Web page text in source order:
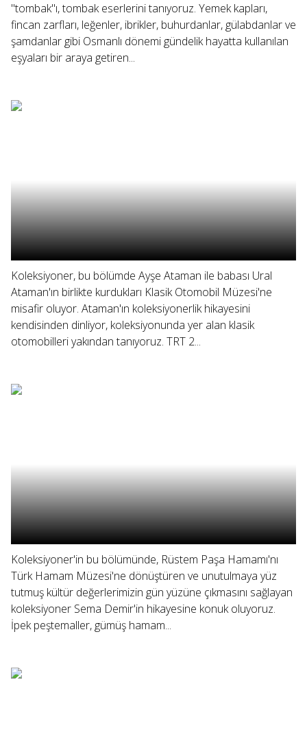
"tombak"ı, tombak eserlerini tanıyoruz. Yemek kapları,
fincan zarfları, leğenler, ibrikler, buhurdanlar, gülabdanlar ve
şamdanlar gibi Osmanlı dönemi gündelik hayatta kullanılan
eşyaları bir araya getiren...
Koleksiyoner, bu bölümde Ayşe Ataman ile babası Ural
Ataman'ın birlikte kurdukları Klasik Otomobil Müzesi'ne
misafir oluyor. Ataman'ın koleksiyonerlik hikayesini
kendisinden dinliyor, koleksiyonunda yer alan klasik
otomobilleri yakından tanıyoruz. TRT 2...
Koleksiyoner'in bu bölümünde, Rüstem Paşa Hamamı'nı
Türk Hamam Müzesi'ne dönüştüren ve unutulmaya yüz
tutmuş kültür değerlerimizin gün yüzüne çıkmasını sağlayan
koleksiyoner Sema Demir'in hikayesine konuk oluyoruz.
İpek peştemaller, gümüş hamam...